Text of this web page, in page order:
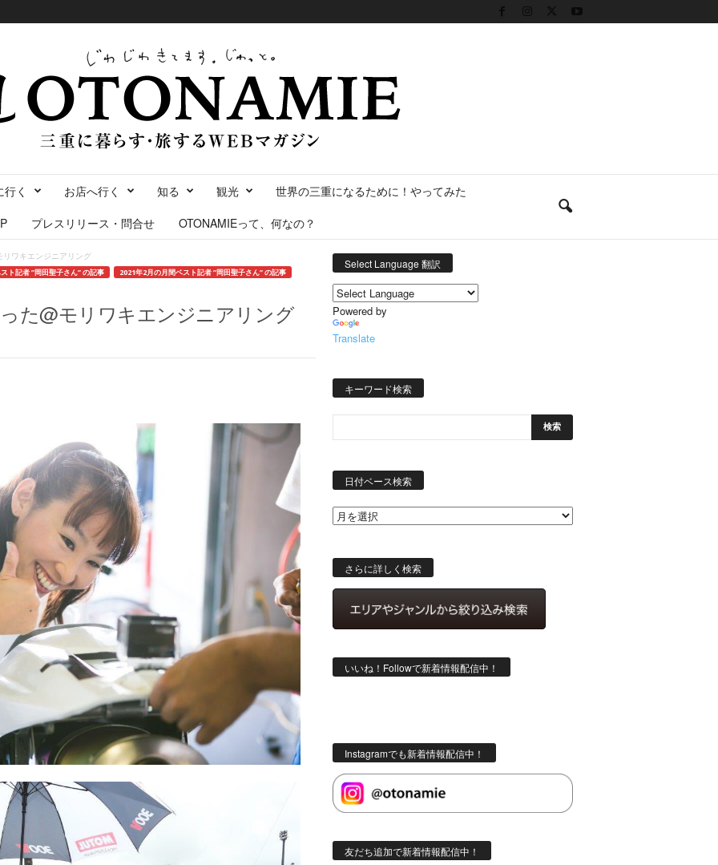
く お店へ行く 知る 観光
世界の三重になるために！やってみた
プレスリリース・問合せ OTONAMIEって、何なの？
ワキエンジニアリング
ト記者 ”岡田聖子さん” の記事 2021年2月の月間ベスト記者 ”岡田聖子さん” の記事
た@モリワキエンジニアリング
Select Language 翻訳
Powered by
Translate
キーワード検索
日付ベース検索
ス
索
さらに詳しく検索
いいね！Followで新着情報配信中！
Instagramでも新着情報配信中！
友だち追加で新着情報配信中！